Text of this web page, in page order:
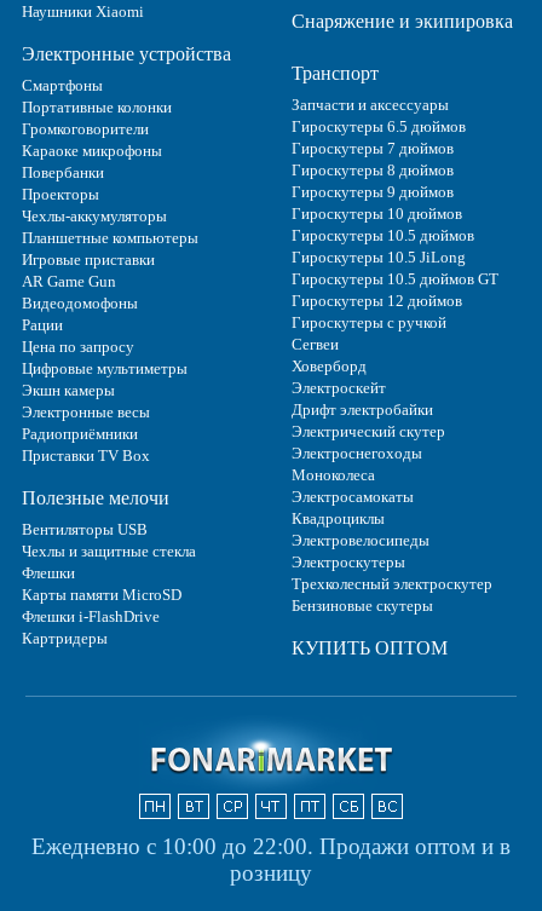
Наушники Xiaomi
Электронные устройства
Смартфоны
Портативные колонки
Громкоговорители
Караоке микрофоны
Повербанки
Проекторы
Чехлы-аккумуляторы
Планшетные компьютеры
Игровые приставки
AR Game Gun
Видеодомофоны
Рации
Цена по запросу
Цифровые мультиметры
Экшн камеры
Электронные весы
Радиоприёмники
Приставки TV Box
Полезные мелочи
Вентиляторы USB
Чехлы и защитные стекла
Флешки
Карты памяти MicroSD
Флешки i-FlashDrive
Картридеры
Снаряжение и экипировка
Транспорт
Запчасти и аксессуары
Гироскутеры 6.5 дюймов
Гироскутеры 7 дюймов
Гироскутеры 8 дюймов
Гироскутеры 9 дюймов
Гироскутеры 10 дюймов
Гироскутеры 10.5 дюймов
Гироскутеры 10.5 JiLong
Гироскутеры 10.5 дюймов GT
Гироскутеры 12 дюймов
Гироскутеры с ручкой
Сегвеи
Ховерборд
Электроскейт
Дрифт электробайки
Электрический скутер
Электроснегоходы
Моноколеса
Электросамокаты
Квадроциклы
Электровелосипеды
Электроскутеры
Трехколесный электроскутер
Бензиновые скутеры
КУПИТЬ ОПТОМ
Ежедневно с 10:00 до 22:00. Продажи оптом и в
розницу